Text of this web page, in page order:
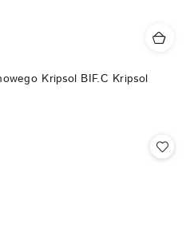
Kripsol BIF.C Kripsol